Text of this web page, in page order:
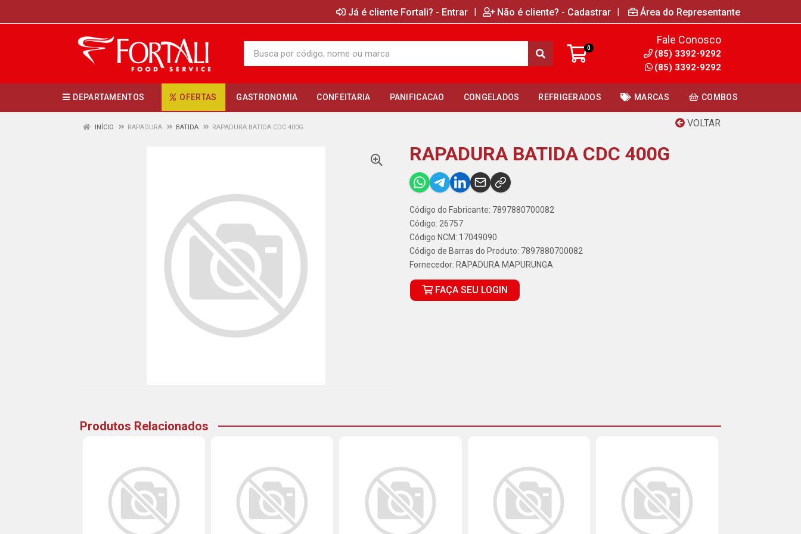
Já é cliente Fortali? - Entrar | Não é cliente? - Cadastrar | Área do Representante
0
Fale Conosco
(85) 3392-9292
(85) 3392-9292
DEPARTAMENTOS OFERTAS GASTRONOMIA CONFEITARIA PANIFICACAO CONGELADOS REFRIGERADOS MARCAS COMBOS
VOLTAR
INÍCIO RAPADURA BATIDA RAPADURA BATIDA CDC 400G
RAPADURA BATIDA CDC 400G
Código do Fabricante: 7897880700082
Código: 26757
Código NCM: 17049090
Código de Barras do Produto: 7897880700082
Fornecedor: RAPADURA MAPURUNGA
FAÇA SEU LOGIN
Produtos Relacionados